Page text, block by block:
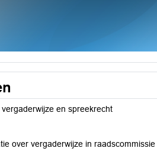
en spreekrecht
over vergaderwijze in raadscommissie